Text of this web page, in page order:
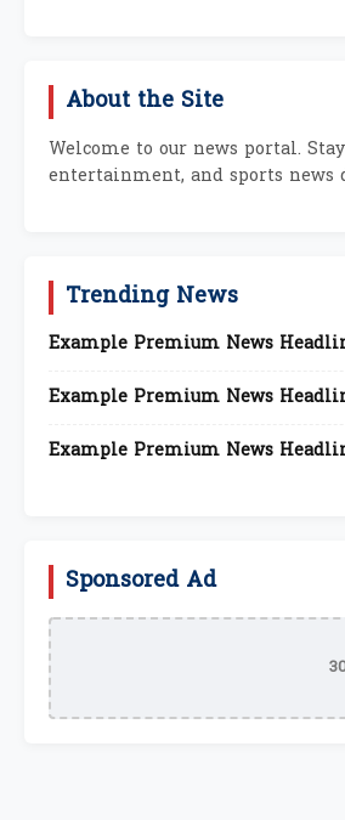
About the Site
Welcome to our news portal.
entertainment, and sports
Trending News
Example Premium News
Example Premium News
Example Premium News
Sponsored Ad